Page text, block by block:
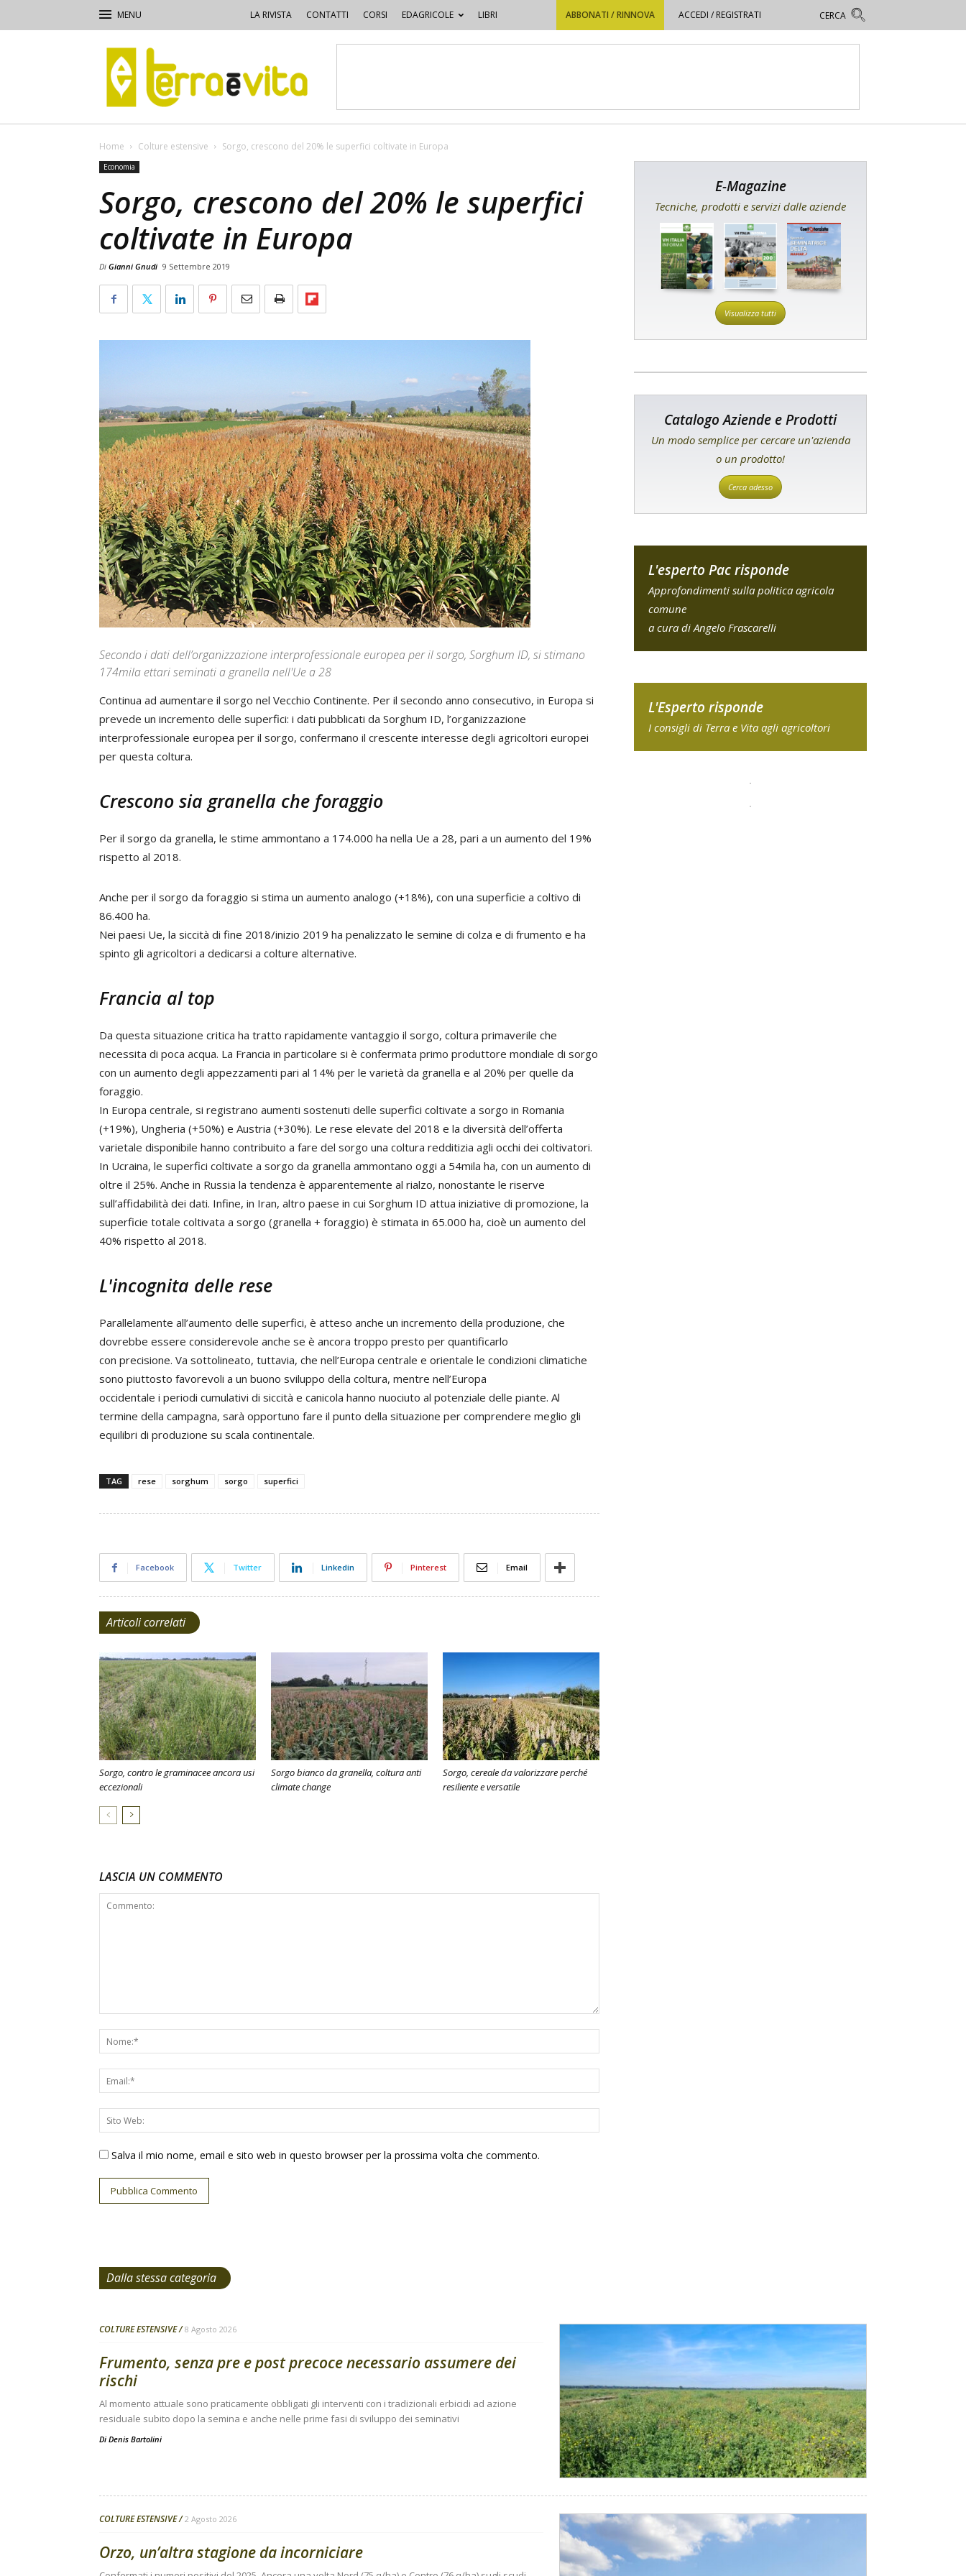
LA RIVISTA CONTATTI CORSI EDAGRICOLE LIBRI ABBONATI / RINNOVA ACCEDI / REGISTRATI
Terra
e
Vita
Home Colture estensive Sorgo, crescono del 20% le superfici coltivate in Europa
Economia
Sorgo, crescono del 20% le superfici
coltivate in Europa
Di Gianni Gnudi 9 Settembre 2019
Secondo i dati dell’organizzazione interprofessionale europea per il sorgo, Sorghum ID, si stimano
174mila ettari seminati a granella nell'Ue a 28
Continua ad aumentare il sorgo nel Vecchio Continente. Per il secondo anno consecutivo, in Europa si
prevede un incremento delle superfici: i dati pubblicati da Sorghum ID, l’organizzazione
interprofessionale europea per il sorgo, confermano il crescente interesse degli agricoltori europei
per questa coltura.
Crescono sia granella che foraggio
Per il sorgo da granella, le stime ammontano a 174.000 ha nella Ue a 28, pari a un aumento del 19%
rispetto al 2018.
Anche per il sorgo da foraggio si stima un aumento analogo (+18%), con una superficie a coltivo di
86.400 ha.
Nei paesi Ue, la siccità di fine 2018/inizio 2019 ha penalizzato le semine di colza e di frumento e ha
spinto gli agricoltori a dedicarsi a colture alternative.
Francia al top
Da questa situazione critica ha tratto rapidamente vantaggio il sorgo, coltura primaverile che
necessita di poca acqua. La Francia in particolare si è confermata primo produttore mondiale di sorgo
con un aumento degli appezzamenti pari al 14% per le varietà da granella e al 20% per quelle da
foraggio.
In Europa centrale, si registrano aumenti sostenuti delle superfici coltivate a sorgo in Romania
(+19%), Ungheria (+50%) e Austria (+30%). Le rese elevate del 2018 e la diversità dell’offerta
varietale disponibile hanno contribuito a fare del sorgo una coltura redditizia agli occhi dei coltivatori.
In Ucraina, le superfici coltivate a sorgo da granella ammontano oggi a 54mila ha, con un aumento di
oltre il 25%. Anche in Russia la tendenza è apparentemente al rialzo, nonostante le riserve
sull’affidabilità dei dati. Infine, in Iran, altro paese in cui Sorghum ID attua iniziative di promozione, la
superficie totale coltivata a sorgo (granella + foraggio) è stimata in 65.000 ha, cioè un aumento del
40% rispetto al 2018.
L'incognita delle rese
Parallelamente all’aumento delle superfici, è atteso anche un incremento della produzione, che
dovrebbe essere considerevole anche se è ancora troppo presto per quantificarlo
con precisione. Va sottolineato, tuttavia, che nell’Europa centrale e orientale le condizioni climatiche
sono piuttosto favorevoli a un buono sviluppo della coltura, mentre nell’Europa
occidentale i periodi cumulativi di siccità e canicola hanno nuociuto al potenziale delle piante. Al
termine della campagna, sarà opportuno fare il punto della situazione per comprendere meglio gli
equilibri di produzione su scala continentale.
TAG rese sorghum sorgo superfici
Facebook Twitter Linkedin Pinterest Email
Articoli correlati
Sorgo, contro le graminacee ancora usi
eccezionali
Sorgo bianco da granella, coltura anti
climate change
Sorgo, cereale da valorizzare perché
resiliente e versatile
LASCIA UN COMMENTO
Salva il mio nome, email e sito web in questo browser per la prossima volta che commento.
E-Magazine
Tecniche, prodotti e servizi dalle aziende
Visualizza tutti
Catalogo Aziende e Prodotti
Un modo semplice per cercare un'azienda
o un prodotto!
Cerca adesso
L'esperto Pac risponde
Approfondimenti sulla politica agricola
comune
a cura di Angelo Frascarelli
L'Esperto risponde
I consigli di Terra e Vita agli agricoltori
Dalla stessa categoria
COLTURE ESTENSIVE 8 Agosto 2026
Frumento, senza pre e post precoce necessario assumere dei
rischi
Al momento attuale sono praticamente obbligati gli interventi con i tradizionali erbicidi ad azione
residuale subito dopo la semina e anche nelle prime fasi di sviluppo dei seminativi
Di Denis Bartolini
COLTURE ESTENSIVE 2 Agosto 2026
Orzo, un’altra stagione da incorniciare